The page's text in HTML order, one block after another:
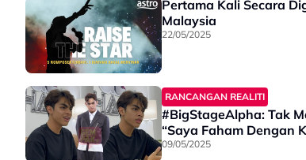
Pertama Kali Secara
Malaysia
22/05/2025
RANCANGAN REALITI
#BigStageAlpha: Tak
“Saya Faham Dengan
09/05/2025